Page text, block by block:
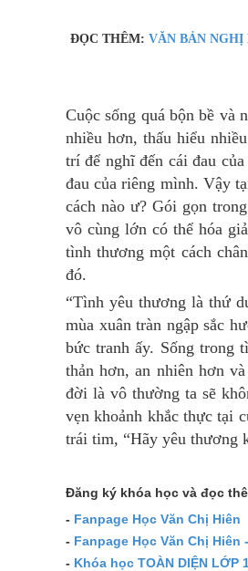
ĐỌC THÊM: VĂN BẢN
Cuộc sống quá bộn bề và
nhiều hơn, thấu hiểu
trí để nghĩ đến cái đau
đau của riêng mình. Vậy
cách nào ư? Gói gọn
vô cùng lớn có thể hóa
tình thương một cách
đó.
“Tình yêu thương là thứ
mùa xuân tràn ngập sắc
bức tranh ấy. Sống trong
thản hơn, an nhiên hơn
đời là vô thường ta sẽ
vẹn khoảnh khắc thực tại
trái tim, “Hãy yêu thương
Đăng ký khóa học và đọc
- Fanpage Học Văn Chị Hiên
- Fanpage Học Văn Chị Hiên
- Khóa học TOÀN DIỆN LỚP